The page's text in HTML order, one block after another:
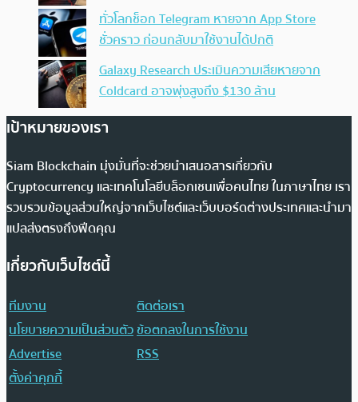
ทั่วโลกช็อก Telegram หายจาก App Store
ชั่วคราว ก่อนกลับมาใช้งานได้ปกติ
Galaxy Research ประเมินความเสียหายจาก
Coldcard อาจพุ่งสูงถึง $130 ล้าน
เป้าหมายของเรา
Siam Blockchain มุ่งมั่นที่จะช่วยนำเสนอสารเกี่ยวกับ
Cryptocurrency และเทคโนโลยีบล็อกเชนเพื่อคนไทย ในภาษาไทย เรา
รวบรวมข้อมูลส่วนใหญ่จากเว็บไซต์และเว็บบอร์ดต่างประเทศและนำมา
แปลส่งตรงถึงฟีดคุณ
เกี่ยวกับเว็บไซต์นี้
ทีมงาน
ติดต่อเรา
นโยบายความเป็นส่วนตัวข้อตกลงในการใช้งาน
Advertise
RSS
ตั้งค่าคุกกี้